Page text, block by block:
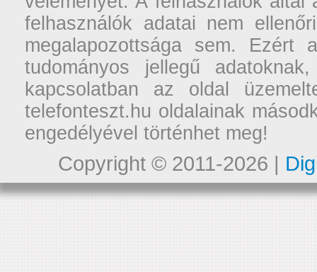
felhasználók adatai nem
megalapozottsága sem. Ezért
tudományos jellegű
kapcsolatban az oldal
telefonteszt.hu oldalainak
engedélyével történhet meg!
Copyright © 2011-2026 |